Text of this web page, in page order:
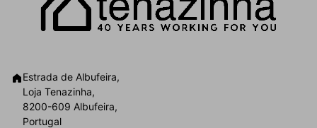
Estrada de Albufeira,
Loja Tenazinha,
8200-609 Albufeira,
Portugal